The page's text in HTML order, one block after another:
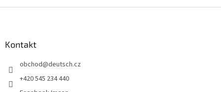
Kontakt
obchod@deutsch.cz
+420 545 234 440